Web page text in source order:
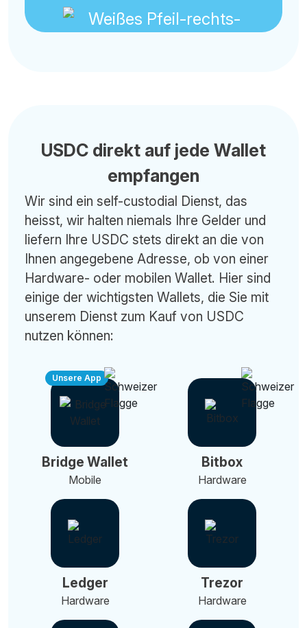
USDC direkt auf jede Wallet
empfangen
Wir sind ein self-custodial Dienst, das
heisst, wir halten niemals Ihre Gelder und
liefern Ihre USDC stets direkt an die von
Ihnen angegebene Adresse, ob von einer
Hardware- oder mobilen Wallet. Hier sind
einige der wichtigsten Wallets, die Sie mit
unserem Dienst zum Kauf von USDC
nutzen können:
Unsere App
Bridge Wallet
Mobile
Bitbox
Hardware
Ledger
Hardware
Trezor
Hardware